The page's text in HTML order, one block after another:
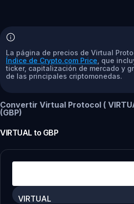
La página de precios de Virtual
Índice de Crypto.com Price , que
ticker, capitalización de mercado y
de las principales criptomonedas.
Convertir Virtual Protocol (
(GBP)
VIRTUAL to GBP
VIRTUAL